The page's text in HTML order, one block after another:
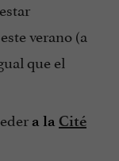
este verano (a
que el
a la Cité